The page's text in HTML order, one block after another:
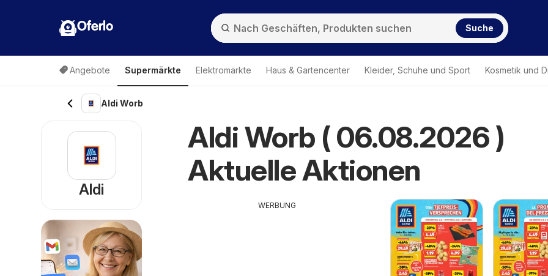
Oferlo Suche
Angebote Supermärkte Elektromärkte Haus & Gartencenter Kleider, Schuhe und Sport Kosmetik und
Aldi Worb
Aldi Worb ( 06.08.2026 )
Aktuelle Aktionen
WERBUNG
Aldi